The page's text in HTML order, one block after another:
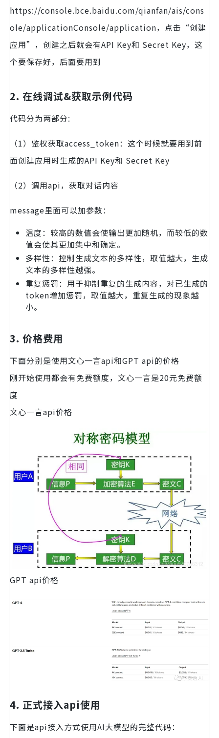
https://console.bce.baidu.com/qianfan/ais/cons
ole/applicationConsole/application，点击“创建
应用”，创建之后就会有API Key和 Secret Key，这
个要保存好，后面要用到
2. 在线调试&获取示例代码
代码分为两部分:
（1）鉴权获取access_token：这个时候就要用到前
面创建应用时生成的API Key和 Secret Key
（2）调用api，获取对话内容
message里面可以加参数：
温度：较高的数值会使输出更加随机，而较低的数
值会使其更加集中和确定。
多样性：控制⽣成⽂本的多样性，取值越大，生成
文本的多样性越强。
重复惩罚：⽤于抑制重复的⽣成内容，对已生成的
token增加惩罚，取值越大，重复生成的现象越
小。
3. 价格费用
下面分别是使用文心一言api和GPT api的价格
刚开始使用都会有免费额度，文心一言是20元免费额
度
文心一言api价格
GPT api价格
4. 正式接入api使用
下面是api接入方式使用AI大模型的完整代码：